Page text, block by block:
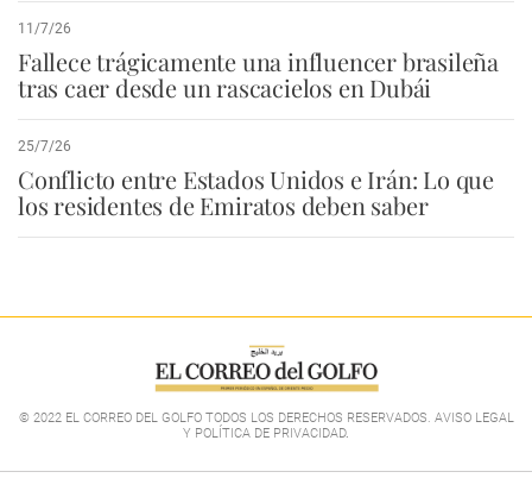
11/7/26
Fallece trágicamente una influencer brasileña
tras caer desde un rascacielos en Dubái
25/7/26
Conflicto entre Estados Unidos e Irán: Lo que
los residentes de Emiratos deben saber
© 2022 EL CORREO DEL GOLFO TODOS LOS DERECHOS RESERVADOS. AVISO LEGAL
Y POLÍTICA DE PRIVACIDAD.